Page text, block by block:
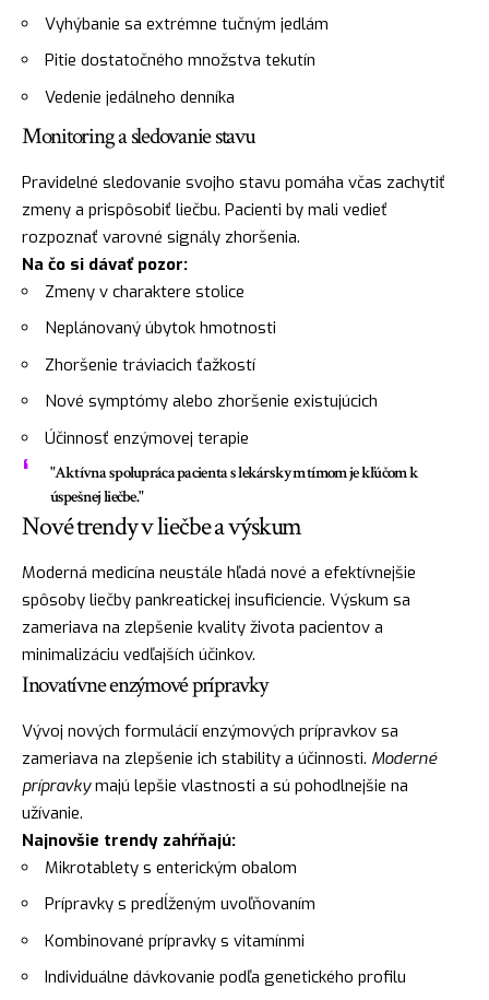
Vyhýbanie sa extrémne tučným jedlám
Pitie dostatočného množstva tekutín
Vedenie jedálneho denníka
Monitoring a sledovanie stavu
Pravidelné sledovanie svojho stavu pomáha včas zachytiť
zmeny a prispôsobiť liečbu. Pacienti by mali vedieť
rozpoznať varovné signály zhoršenia.
Na čo si dávať pozor:
Zmeny v charaktere stolice
Neplánovaný úbytok hmotnosti
Zhoršenie tráviacich ťažkostí
Nové symptómy alebo zhoršenie existujúcich
Účinnosť enzýmovej terapie
"Aktívna spolupráca pacienta s lekárskym tímom je kľúčom k
úspešnej liečbe."
Nové trendy v liečbe a výskum
Moderná medicína neustále hľadá nové a efektívnejšie
spôsoby liečby pankreatickej insuficiencie. Výskum sa
zameriava na zlepšenie kvality života pacientov a
minimalizáciu vedľajších účinkov.
Inovatívne enzýmové prípravky
Vývoj nových formulácií enzýmových prípravkov sa
zameriava na zlepšenie ich stability a účinnosti. Moderné
prípravkymajú lepšie vlastnosti a sú pohodlnejšie na
užívanie.
Najnovšie trendy zahŕňajú:
Mikrotablety s enterickým obalom
Prípravky s predĺženým uvoľňovaním
Kombinované prípravky s vitamínmi
Individuálne dávkovanie podľa genetického profilu